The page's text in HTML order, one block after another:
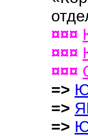
¤¤¤
¤¤¤
¤¤¤
=>
=>
=>